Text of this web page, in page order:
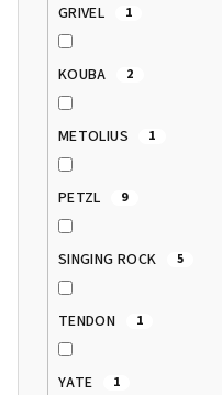
GRIVEL 1
KOUBA 2
METOLIUS 1
PETZL 9
SINGING ROCK 5
TENDON 1
YATE 1